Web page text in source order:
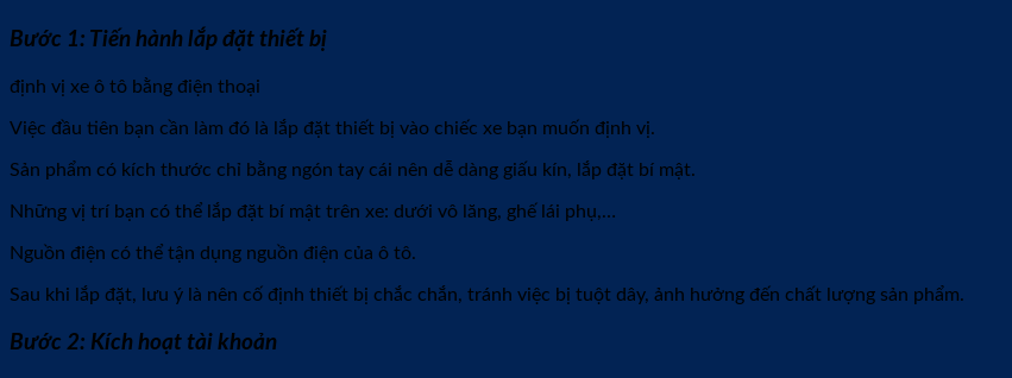
Bước 1: Tiến hành lắp đặt thiết bị
định vị xe ô tô bằng điện thoại
Việc đầu tiên bạn cần làm đó là lắp đặt thiết bị vào chiếc xe bạn muốn định vị.
Sản phẩm có kích thước chỉ bằng ngón tay cái nên dễ dàng giấu kín, lắp đặt bí mật.
Những vị trí bạn có thể lắp đặt bí mật trên xe: dưới vô lăng, ghế lái phụ,…
Nguồn điện có thể tận dụng nguồn điện của ô tô.
Sau khi lắp đặt, lưu ý là nên cố định thiết bị chắc chắn, tránh việc bị tuột dây, ảnh hưởng đến chất lượng sản phẩm.
Bước 2: Kích hoạt tài khoản